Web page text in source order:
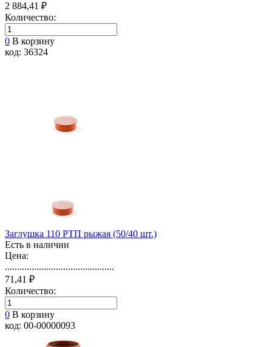
2 884,41 ₽
Количество:
0 В корзину
код: 36324
Заглушка 110 РТП рыжая (50/40 шт.)
Есть в наличии
Цена:
.............................................
71,41 ₽
Количество:
0 В корзину
код: 00-00000093